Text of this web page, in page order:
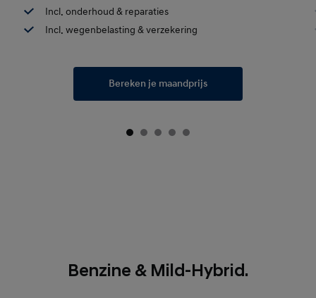
Incl. onderhoud & reparaties
Incl. wegenbelasting & verzekering
Bereken je maandprijs
Benzine & Mild-Hybrid.